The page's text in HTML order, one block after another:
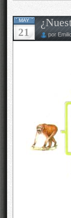
MAY
21 por